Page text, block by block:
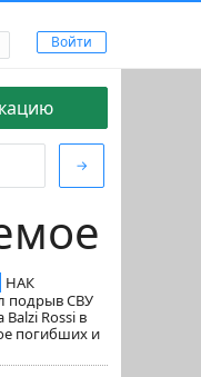
→
НАК
подрыв СВУ
Balzi Rossi в
погибших и